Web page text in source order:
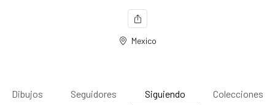
Mexico
Dibujos Seguidores Siguiendo Colecciones